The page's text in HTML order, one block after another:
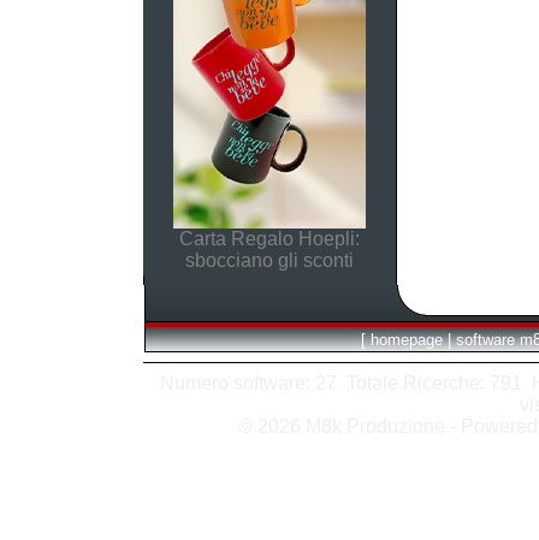
Carta Regalo Hoepli:
sbocciano gli sconti
[ homepage | software